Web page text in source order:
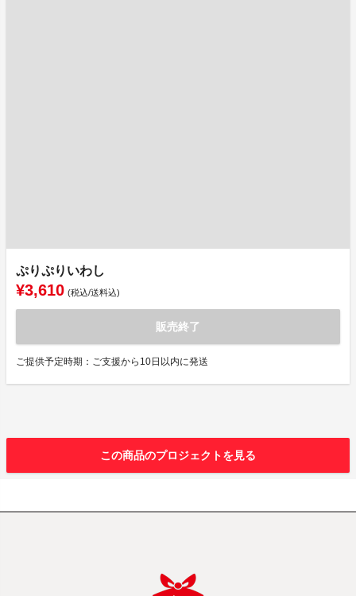
ぷりぷりいわし
¥3,610 (税込/送料込)
販売終了
ご提供予定時期：ご支援から10日以内に発送
この商品のプロジェクトを見る